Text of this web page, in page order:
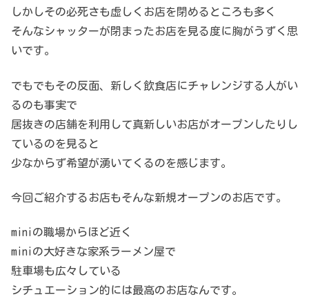
しかしその必死さも虚しくお店を閉めるところも多く
そんなシャッターが閉まったお店を見る度に胸がうずく思
いです。
でもでもその反面、新しく飲食店にチャレンジする人がい
るのも事実で
居抜きの店舗を利用して真新しいお店がオープンしたりし
ているのを見ると
少なからず希望が湧いてくるのを感じます。
今回ご紹介するお店もそんな新規オープンのお店です。
miniの職場からほど近く
miniの大好きな家系ラーメン屋で
駐車場も広々している
シチュエーション的には最高のお店なんです。